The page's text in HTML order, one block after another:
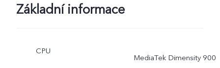
Základní informace
CPU
MediaTek Dimensity 900